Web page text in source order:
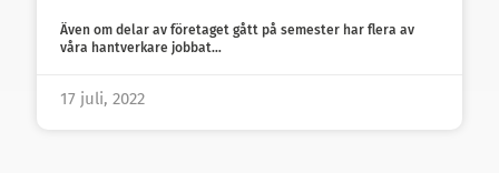
Även om delar av företaget gått på semester har flera av
våra hantverkare jobbat…
17 juli, 2022